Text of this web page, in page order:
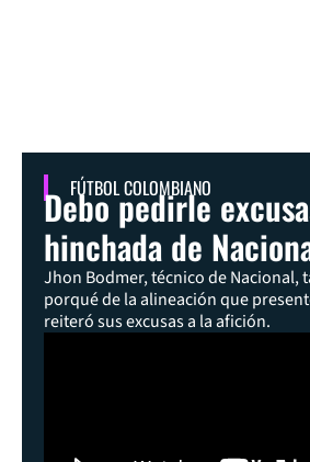
FÚTBOL COLOMBIANO
Debo pedirle
hinchada de
Jhon Bodmer, técnico de Nacional,
porqué de la alineación que
reiteró sus excusas a la afición.